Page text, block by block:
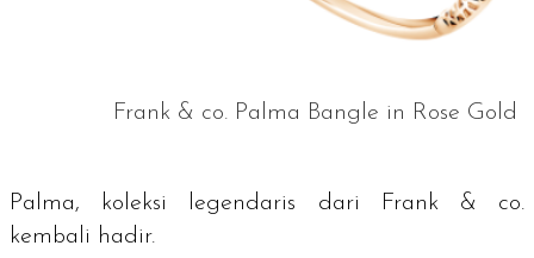
Frank & co. Palma Bangle in Rose Gold
Palma, koleksi legendaris dari Frank & co.
kembali hadir.